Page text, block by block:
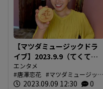
【マツダミュージックドラ
イブ】2023.9.9（てくてく
のさつまいも本舗）
エンタメ
唐澤恋花
マツダミュージック
ドライブ
2023.09.09 12:30 0